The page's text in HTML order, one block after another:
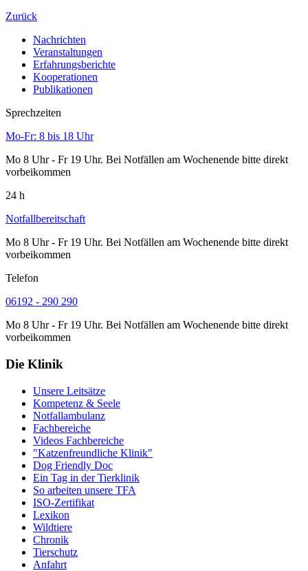
Zurück
Nachrichten
Veranstaltungen
Erfahrungsberichte
Kooperationen
Publikationen
Sprechzeiten
Mo-Fr: 8 bis 18 Uhr
Mo 8 Uhr - Fr 19 Uhr. Bei Notfällen am Wochenende bitte direkt
vorbeikommen
24 h
Notfallbereitschaft
Mo 8 Uhr - Fr 19 Uhr. Bei Notfällen am Wochenende bitte direkt
vorbeikommen
Telefon
06192 - 290 290
Mo 8 Uhr - Fr 19 Uhr. Bei Notfällen am Wochenende bitte direkt
vorbeikommen
Die Klinik
Unsere Leitsätze
Kompetenz & Seele
Notfallambulanz
Fachbereiche
Videos Fachbereiche
"Katzenfreundliche Klinik"
Dog Friendly Doc
Ein Tag in der Tierklinik
So arbeiten unsere TFA
ISO-Zertifikat
Lexikon
Wildtiere
Chronik
Tierschutz
Anfahrt